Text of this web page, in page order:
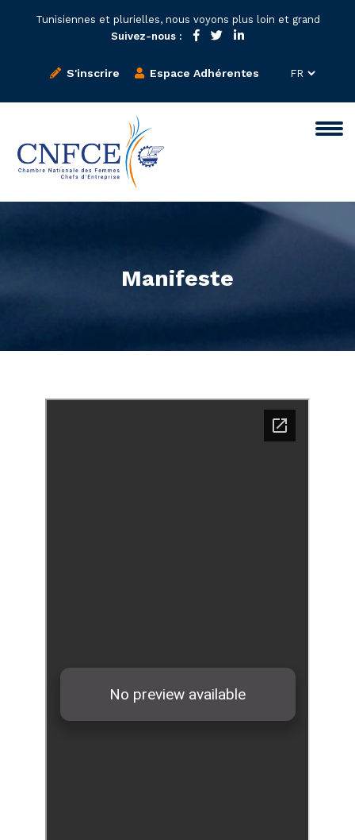
Tunisiennes et plurielles, nous voyons plus loin et grand
Suivez-nous :
S'inscrire Espace Adhérentes
Manifeste